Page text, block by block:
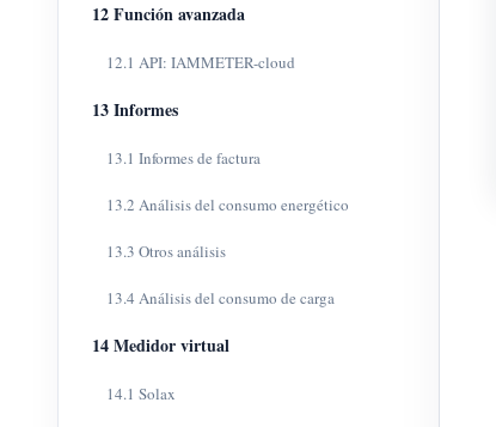
12 Función avanzada
12.1 API: IAMMETER-cloud
13 Informes
13.1 Informes de factura
13.2 Análisis del consumo energético
13.3 Otros análisis
13.4 Análisis del consumo de carga
14 Medidor virtual
14.1 Solax